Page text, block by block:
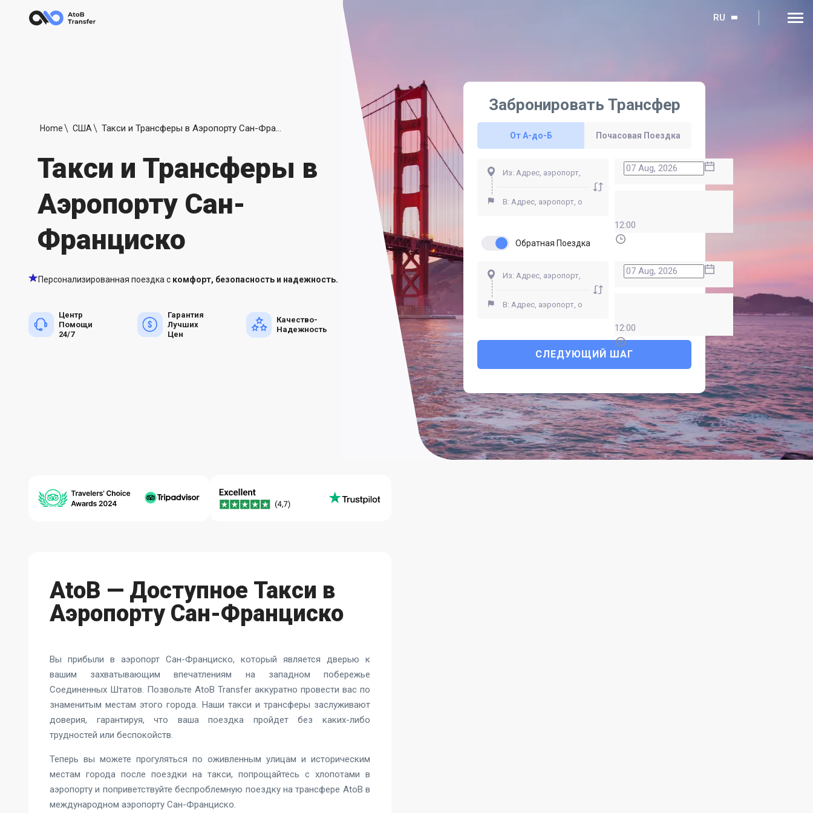
RU
Home США
Такси и Трансферы в
Аэропорту Сан-
Франциско
Персонализированная поездка с комфорт, безопасность и надежность.
Центр
Помощи
24/7
Гарантия
Лучших
Цен
Качество-
Надежность
Забронировать Трансфер
От A-до-Б Почасовая Поездка
12:00
Обратная Поездка
12:00
СЛЕДУЮЩИЙ ШАГ
AtoB — Доступное Такси в
Аэропорту Сан-Франциско
Вы прибыли в аэропорт Сан-Франциско, который является дверью к
вашим захватывающим впечатлениям на западном побережье
Соединенных Штатов. Позвольте AtoB Transfer аккуратно провести вас по
знаменитым местам этого города. Наши такси и трансферы заслуживают
доверия, гарантируя, что ваша поездка пройдет без каких-либо
трудностей или беспокойств.
Теперь вы можете прогуляться по оживленным улицам и историческим
местам города после поездки на такси, попрощайтесь с хлопотами в
аэропорту и поприветствуйте беспроблемную поездку натрансфере AtoB в
международном аэропорту Сан-Франциско.